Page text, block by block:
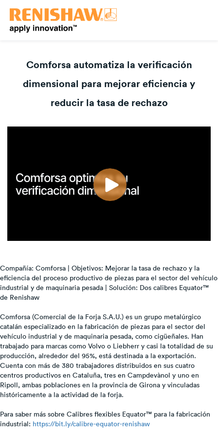
Comforsa automatiza la verificación
dimensional para mejorar eficiencia y
reducir la tasa de rechazo
Compañía: Comforsa | Objetivos: Mejorar la tasa de rechazo y la
eficiencia del proceso productivo de piezas para el sector del vehículo
industrial y de maquinaria pesada | Solución: Dos calibres Equator™
de Renishaw
Comforsa (Comercial de la Forja S.A.U.) es un grupo metalúrgico
catalán especializado en la fabricación de piezas para el sector del
vehículo industrial y de maquinaria pesada, como cigüeñales. Han
trabajado para marcas como Volvo o Liebherr y casi la totalidad de su
producción, alrededor del 95%, está destinada a la exportación.
Cuenta con más de 380 trabajadores distribuidos en sus cuatro
centros productivos en Cataluña, tres en Campdevànol y uno en
Ripoll, ambas poblaciones en la provincia de Girona y vinculadas
históricamente a la actividad de la forja.
Para saber más sobre Calibres flexibles Equator™ para la fabricación
industrial: https://bit.ly/calibre-equator-renishaw